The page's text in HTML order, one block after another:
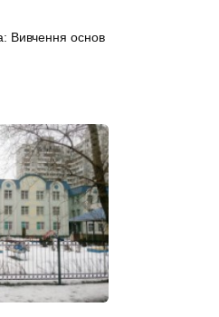
Вивчення основ